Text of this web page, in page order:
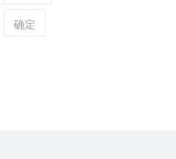
确定